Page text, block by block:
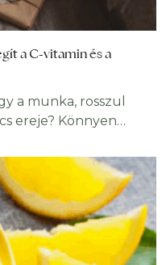
a C-vitamin és a
a munka, rosszul
ereje? Könnyen
van szó, az őszi
megvannak a jól
a 7
nemcsak tavaszi,
És azt, hogy ez